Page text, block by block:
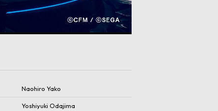
Naohiro Yako
Yoshiyuki Odajima